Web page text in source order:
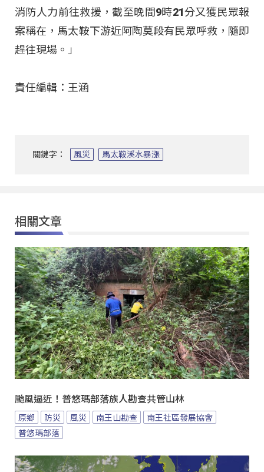
消防人力前往救援，截至晚間9時21分又獲民眾報
案稱在，馬太鞍下游近阿陶莫段有民眾呼救，隨即
趕往現場。」
責任編輯：王涵
關鍵字： 風災 馬太鞍溪水暴漲
相關文章
颱風逼近！普悠瑪部落族人勘查共管山林
原鄉 防災 風災 南王山勘查
南王社區發展協會
普悠瑪部落